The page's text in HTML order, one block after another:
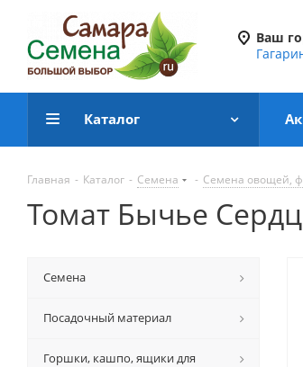
Ваш
Каталог
Главная - Каталог - Семена - Семена овощей,
Томат Бычье
Семена
Посадочный материал
Горшки, кашпо, ящики для